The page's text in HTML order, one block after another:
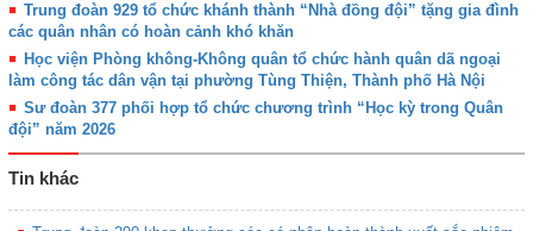
Trung đoàn 929 tổ chức khánh thành “Nhà đồng đội” tặng gia đình
các quân nhân có hoàn cảnh khó khăn
Học viện Phòng không-Không quân tổ chức hành quân dã ngoại
làm công tác dân vận tại phường Tùng Thiện, Thành phố Hà Nội
Sư đoàn 377 phối hợp tổ chức chương trình “Học kỳ trong Quân
đội” năm 2026
Tin khác